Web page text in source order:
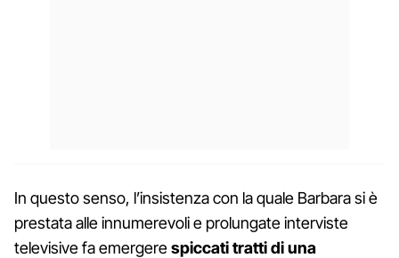
In questo senso, l’insistenza con la quale Barbara si è
prestata alle innumerevoli e prolungate interviste
televisive fa emergerespiccati tratti di una